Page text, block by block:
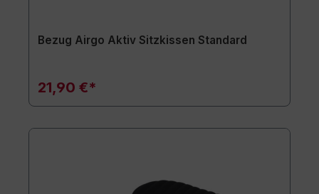
Bezug Airgo Aktiv Sitzkissen Standard
21,90 €*